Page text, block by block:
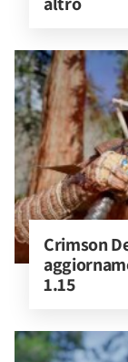
Crimson
1.15